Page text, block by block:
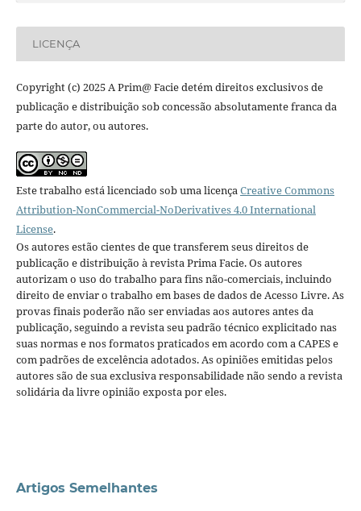
LICENÇA
Copyright (c) 2025 A Prim@ Facie detém direitos exclusivos de
publicação e distribuição sob concessão absolutamente franca da
parte do autor, ou autores.
Este trabalho está licenciado sob uma licençaCreative Commons
Attribution-NonCommercial-NoDerivatives 4.0 International
License.
Os autores estão cientes de que transferem seus direitos de
publicação e distribuição à revista Prima Facie. Os autores
autorizam o uso do trabalho para fins não-comerciais, incluindo
direito de enviar o trabalho em bases de dados de Acesso Livre. As
provas finais poderão não ser enviadas aos autores antes da
publicação, seguindo a revista seu padrão técnico explicitado nas
suas normas e nos formatos praticados em acordo com a CAPES e
com padrões de excelência adotados. As opiniões emitidas pelos
autores são de sua exclusiva responsabilidade não sendo a revista
solidária da livre opinião exposta por eles.
Artigos Semelhantes